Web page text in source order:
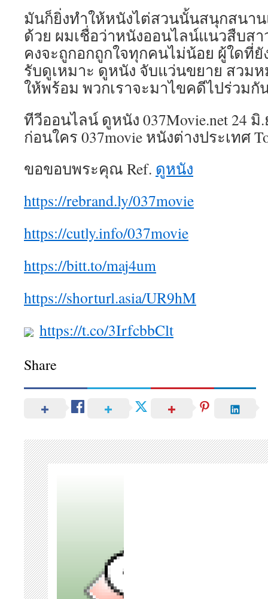
มันก็ยิ่งทำให้หนังไต่สวนนั้นสนุกสนา
ด้วย ผมเชื่อว่าหนังออนไลน์แนวสืบส
คงจะถูกอกถูกใจทุกคนไม่น้อย ผู้ใดที่
รับดูเหมาะ ดูหนัง จับแว่นขยาย สวม
ให้พร้อม พวกเราจะมาไขคดีไปร่วมกั
ทีวีออนไลน์ ดูหนัง 037Movie.net 24 มิ.
ก่อนใคร 037movie หนังต่างประเทศ
ขอขอบพระคุณ Ref. ดูหนัง
https://rebrand.ly/037movie
https://cutly.info/037movie
https://bitt.to/maj4um
https://shorturl.asia/UR9hM
https://t.co/3IrfcbbClt
Share